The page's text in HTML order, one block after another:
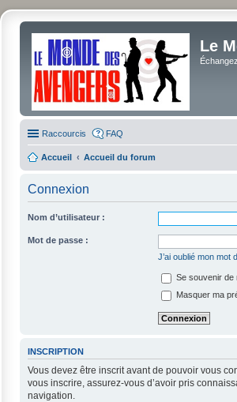
Le
Raccourcis FAQ
Accueil Accueil du forum
Connexion
Nom d’utilisateur :
Mot de passe :
J’ai oublié mon mot
Se souvenir de
Masquer ma
INSCRIPTION
Vous devez être inscrit avant de pouvoir vous
vous inscrire, assurez-vous d’avoir pris
navigation.